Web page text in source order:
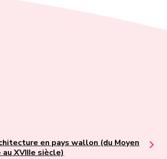
en pays wallon (du Moyen
au XVIIIe siècle)